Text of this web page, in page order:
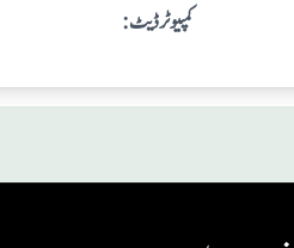
:کمپیوٹر ڈیٹ